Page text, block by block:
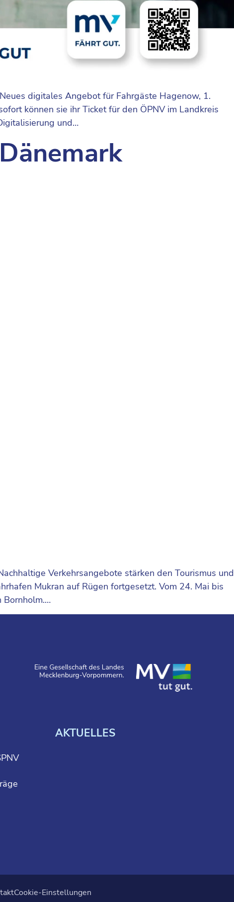
digitales Angebot für Fahrgäste Hagenow, 1.
können sie ihr Ticket für den ÖPNV im Landkreis
und…
Verkehrsangebote stärken den Tourismus und
Mukran auf Rügen fortgesetzt. Vom 24. Mai bis
Bornholm.…
AKTUELLES
Cookie-Einstellungen